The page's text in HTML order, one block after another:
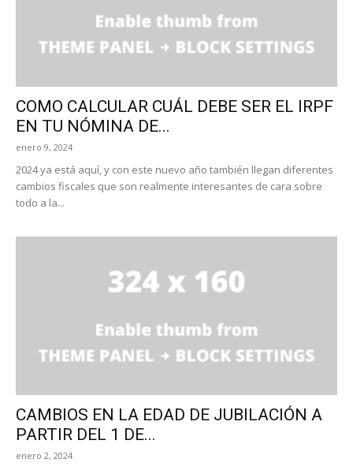
COMO CALCULAR CUÁL DEBE SER EL IRPF
EN TU NÓMINA DE...
enero 9, 2024
2024 ya está aquí, y con este nuevo año también llegan diferentes
cambios fiscales que son realmente interesantes de cara sobre
todo a la...
CAMBIOS EN LA EDAD DE JUBILACIÓN A
PARTIR DEL 1 DE...
enero 2, 2024